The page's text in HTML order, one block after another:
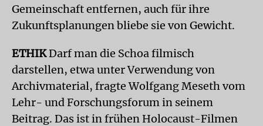
Gemeinschaft entfernen, auch für ihre
Zukunftsplanungen bliebe sie von Gewicht.
ETHIKDarf man die Schoa filmisch
darstellen, etwa unter Verwendung von
Archivmaterial, fragte Wolfgang Meseth vom
Lehr- und Forschungsforum in seinem
Beitrag. Das ist in frühen Holocaust-Filmen